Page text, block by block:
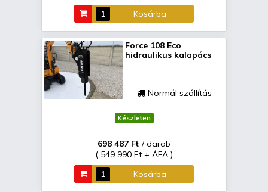
Kosárba
Force 108 Eco
hidraulikus kalapács
Normál szállítás
Készleten
698 487 Ft / darab
( 549 990 Ft + ÁFA )
Kosárba